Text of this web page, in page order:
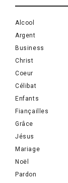
Alcool
Argent
Business
Christ
Coeur
Célibat
Enfants
Fiançailles
Grâce
Jésus
Mariage
Noël
Pardon